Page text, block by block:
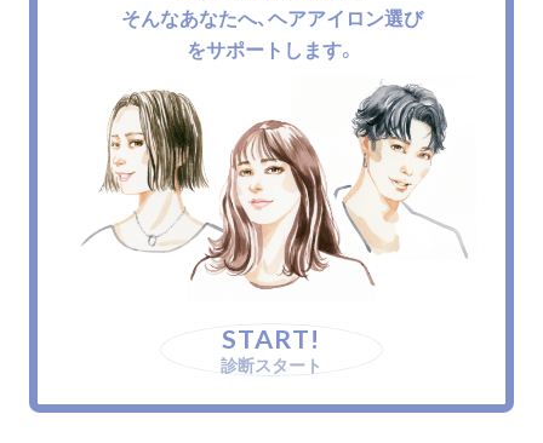
そんなあなたへ、ヘアアイロン選び
をサポートします。
START!
診断スタート